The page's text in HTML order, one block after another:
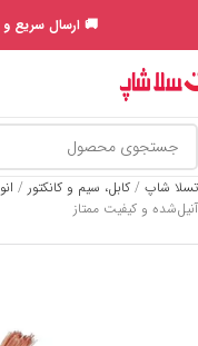
🚚 ارسال سریع
تسلا شاپ / کابل، سیم و کانکتور /
آنیل‌شده و کیفیت ممتاز